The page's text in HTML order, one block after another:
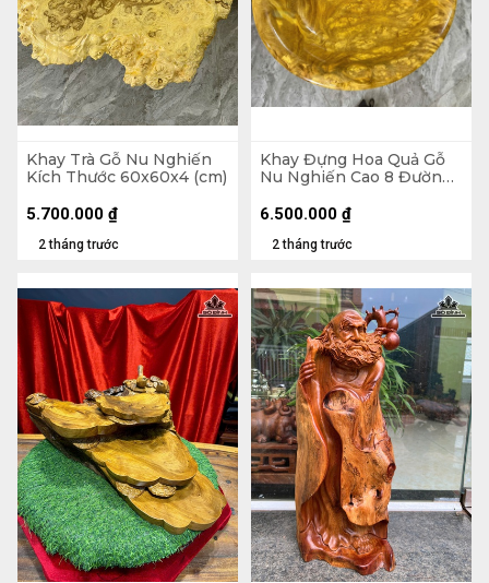
Khay Trà Gỗ Nu Nghiến
Kích Thước 60x60x4 (cm)
2 tháng trước
5.700.000 ₫
Khay Đựng Hoa Quả Gỗ
Nu Nghiến Cao 8 Đường
2 tháng trước
6.500.000 ₫